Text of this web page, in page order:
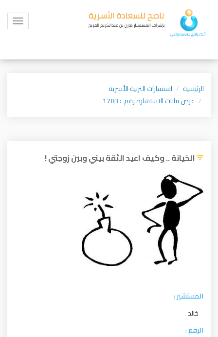
Toggle
الرئيسية
استشارات التربية الأسرية
عرض بيانات الاستشارة رقم : 1783
الخيانة .. وكيف اعيد الثقة بيني وبين زوجتي !
المستشير :
خالد
الرقم :